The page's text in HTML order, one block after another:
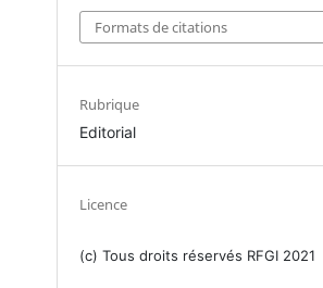
Formats de citations
Rubrique
Editorial
Licence
(c) Tous droits réservés RFGI 2021